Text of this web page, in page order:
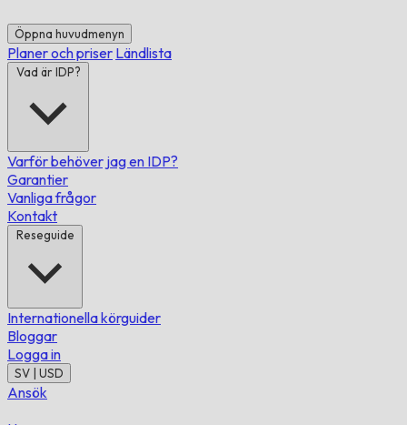
Öppna huvudmenyn
Planer och priser Ländlista
Vad är IDP?
Varför behöver jag en IDP?
Garantier
Vanliga frågor
Kontakt
Reseguide
Internationella körguider
Bloggar
Logga in
SV | USD
Ansök